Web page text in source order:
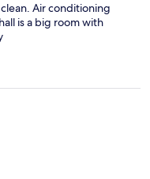
Air conditioning
is a big room with